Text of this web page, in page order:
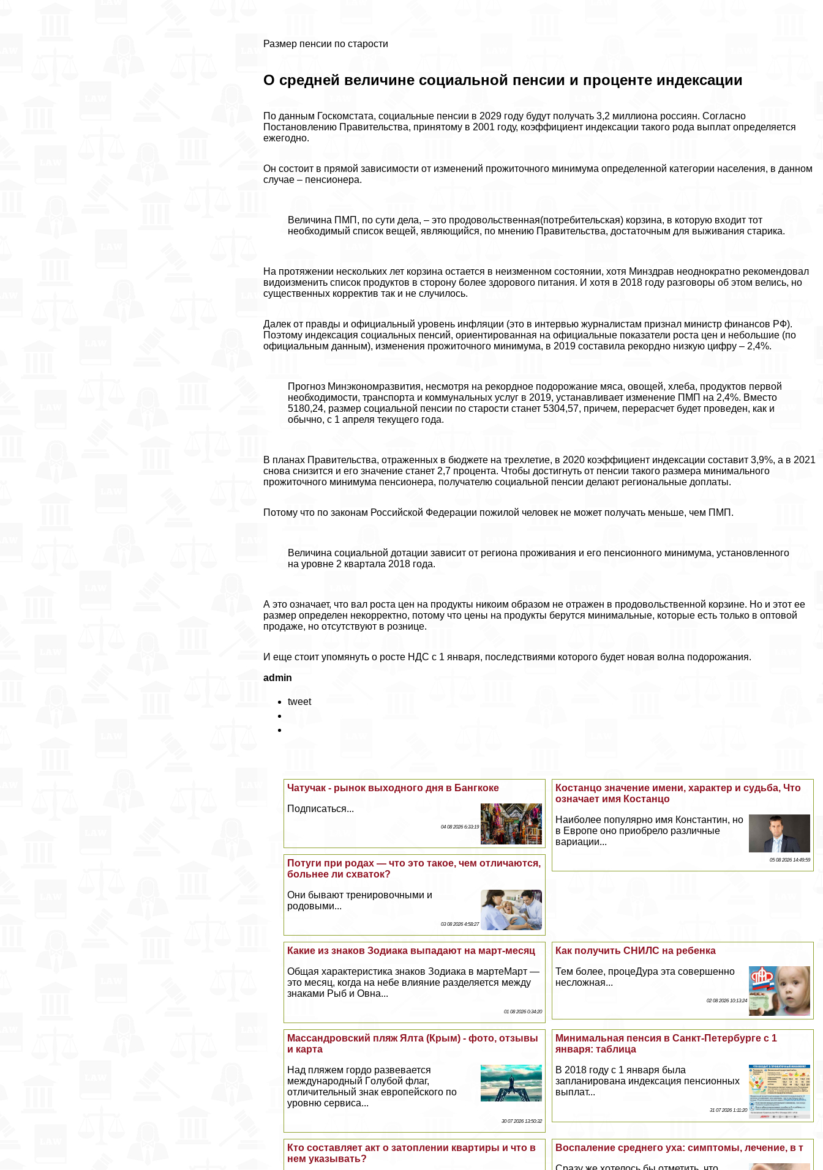
Размер пенсии по старости
О средней величине социальной пенсии и проценте индексации
По данным Госкомстата, социальные пенсии в 2029 году будут получать 3,2 миллиона россиян. Согласно
Постановлению Правительства, принятому в 2001 году, коэффициент индексации такого рода выплат определяется
ежегодно.
Он состоит в прямой зависимости от изменений прожиточного минимума определенной категории населения, в данном
случае – пенсионера.
Величина ПМП, по сути дела, – это продовольственная(потребительская) корзина, в которую входит тот
необходимый список вещей, являющийся, по мнению Правительства, достаточным для выживания старика.
На протяжении нескольких лет корзина остается в неизменном состоянии, хотя Минздрав неоднократно рекомендовал
видоизменить список продуктов в сторону более здорового питания. И хотя в 2018 году разговоры об этом велись, но
существенных корректив так и не случилось.
Далек от правды и официальный уровень инфляции (это в интервью журналистам признал министр финансов РФ).
Поэтому индексация социальных пенсий, ориентированная на официальные показатели роста цен и небольшие (по
официальным данным), изменения прожиточного минимума, в 2019 составила рекордно низкую цифру – 2,4%.
Прогноз Минэкономразвития, несмотря на рекордное подорожание мяса, овощей, хлеба, продуктов первой
необходимости, трaнcпорта и коммунальных услуг в 2019, устанавливает изменение ПМП на 2,4%. Вместо
5180,24, размер социальной пенсии по старости станет 5304,57, причем, перерасчет будет проведен, как и
обычно, с 1 апреля текущего года.
В планах Правительства, отраженных в бюджете на трехлетие, в 2020 коэффициент индексации составит 3,9%, а в 2021
снова снизится и его значение станет 2,7 процента. Чтобы достигнуть от пенсии такого размера минимального
прожиточного минимума пенсионера, получателю социальной пенсии делают региональные доплаты.
Потому что по законам Российской Федерации пожилой человек не может получать меньше, чем ПМП.
Величина социальной дотации зависит от региона проживания и его пенсионного минимума, установленного
на уровне 2 квартала 2018 года.
А это означает, что вал роста цен на продукты никоим образом не отражен в продовольственной корзине. Но и этот ее
размер определен некорректно, потому что цены на продукты берутся минимальные, которые есть только в оптовой
продаже, но отсутствуют в рознице.
И еще стоит упомянуть о росте НДС с 1 января, последствиями которого будет новая волна подорожания.
admin
tweet
Костанцо значение имени, хаpaктер и судьба, Что
означает имя Костанцо
Наиболее популярно имя Константин, но
в Европе оно приобрело различные
вариации...
05 08 2026 14:49:59
Чатучак - рынок выходного дня в Бангкоке
Подписаться...
04 08 2026 6:33:19
Потуги при родах — что это такое, чем отличаются,
больнее ли схваток?
Они бывают тренировочными и
родовыми...
03 08 2026 4:58:27
Как получить СНИЛС на ребенка
Тем более, процеДypa эта совершенно
несложная...
02 08 2026 10:13:24
Какие из знаков Зодиака выпадают на март-месяц
Общая хаpaктеристика знаков Зодиака в мартеМарт —
это месяц, когда на небе влияние разделяется между
знаками Рыб и Овна...
01 08 2026 0:34:20
Минимальная пенсия в Санкт-Петербурге с 1
января: таблица
В 2018 году с 1 января была
запланирована индексация пенсионных
выплат...
31 07 2026 1:11:20
Массандровский пляж Ялта (Крым) - фото, отзывы
и карта
Над пляжем гордо развевается
международный Гoлyбой флаг,
отличительный знак европейского по
уровню сервиса...
30 07 2026 13:50:32
Воспаление среднего уха: симптомы, лечение, в т
Кто составляет акт о затоплении квартиры и что в
нем указывать?